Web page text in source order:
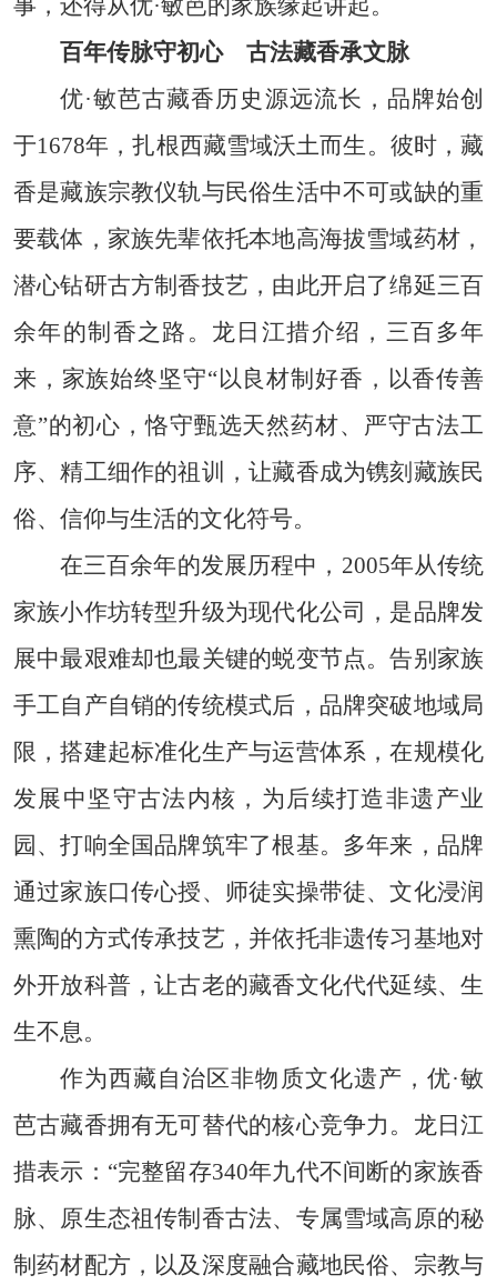
百年传脉守初心 古法藏香承文脉
优·敏芭古藏香历史源远流长，品牌始创
于1678年，扎根西藏雪域沃土而生。彼时，藏
香是藏族宗教仪轨与民俗生活中不可或缺的重
要载体，家族先辈依托本地高海拔雪域药材，
潜心钻研古方制香技艺，由此开启了绵延三百
余年的制香之路。龙日江措介绍，三百多年
来，家族始终坚守“以良材制好香，以香传善
意”的初心，恪守甄选天然药材、严守古法工
序、精工细作的祖训，让藏香成为镌刻藏族民
俗、信仰与生活的文化符号。
在三百余年的发展历程中，2005年从传统
家族小作坊转型升级为现代化公司，是品牌发
展中最艰难却也最关键的蜕变节点。告别家族
手工自产自销的传统模式后，品牌突破地域局
限，搭建起标准化生产与运营体系，在规模化
发展中坚守古法内核，为后续打造非遗产业
园、打响全国品牌筑牢了根基。多年来，品牌
通过家族口传心授、师徒实操带徒、文化浸润
熏陶的方式传承技艺，并依托非遗传习基地对
外开放科普，让古老的藏香文化代代延续、生
生不息。
作为西藏自治区非物质文化遗产，优·敏
芭古藏香拥有无可替代的核心竞争力。龙日江
措表示：“完整留存340年九代不间断的家族香
脉、原生态祖传制香古法、专属雪域高原的秘
制药材配方，以及深度融合藏地民俗、宗教与